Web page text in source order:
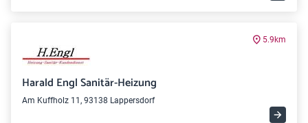
5.9km
Harald Engl Sanitär-Heizung
Am Kuffholz 11, 93138 Lappersdorf